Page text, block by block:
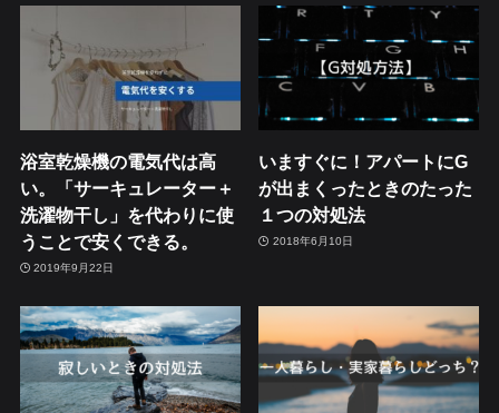
浴室乾燥機の電気代は高
い。「サーキュレーター＋
洗濯物干し」を代わりに使
うことで安くできる。
2019年9月22日
いますぐに！アパートにG
が出まくったときのたった
１つの対処法
2018年6月10日